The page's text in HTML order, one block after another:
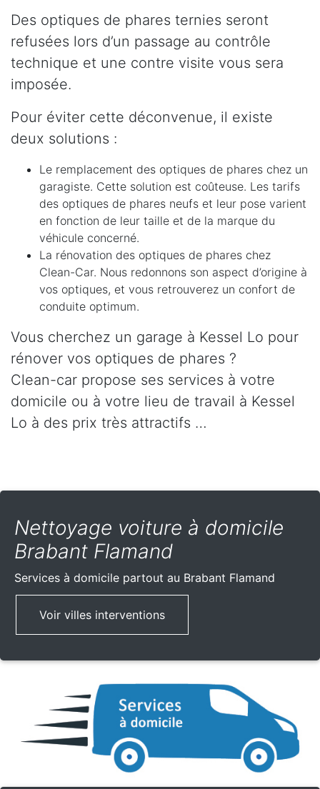
Des optiques de phares ternies seront
refusées lors d’un passage au contrôle
technique et une contre visite vous sera
imposée.
Pour éviter cette déconvenue, il existe
deux solutions :
Le remplacement des optiques de phares chez un
garagiste. Cette solution est coûteuse. Les tarifs
des optiques de phares neufs et leur pose varient
en fonction de leur taille et de la marque du
véhicule concerné.
La rénovation des optiques de phares chez
Clean-Car. Nous redonnons son aspect d’origine à
vos optiques, et vous retrouverez un confort de
conduite optimum.
Vous cherchez un garage à Kessel Lo pour
rénover vos optiques de phares ?
Clean-car propose ses services à votre
domicile ou à votre lieu de travail à Kessel
Lo à des prix très attractifs …
Nettoyage voiture à domicile
Brabant Flamand
Services à domicile partout au Brabant Flamand
Voir villes interventions